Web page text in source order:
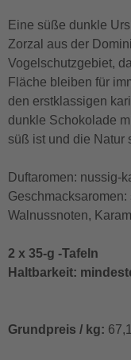
Eine süße dunkle
Zorzal aus der
Vogelschutzgebiet,
Fläche bleiben für
den erstklassigen
dunkle Schokolade
süß ist und die Natur
Duftaromen: nussig-
Walnussnoten,
2 x 35-g -Tafeln
Haltbarkeit:
Grundpreis / kg: